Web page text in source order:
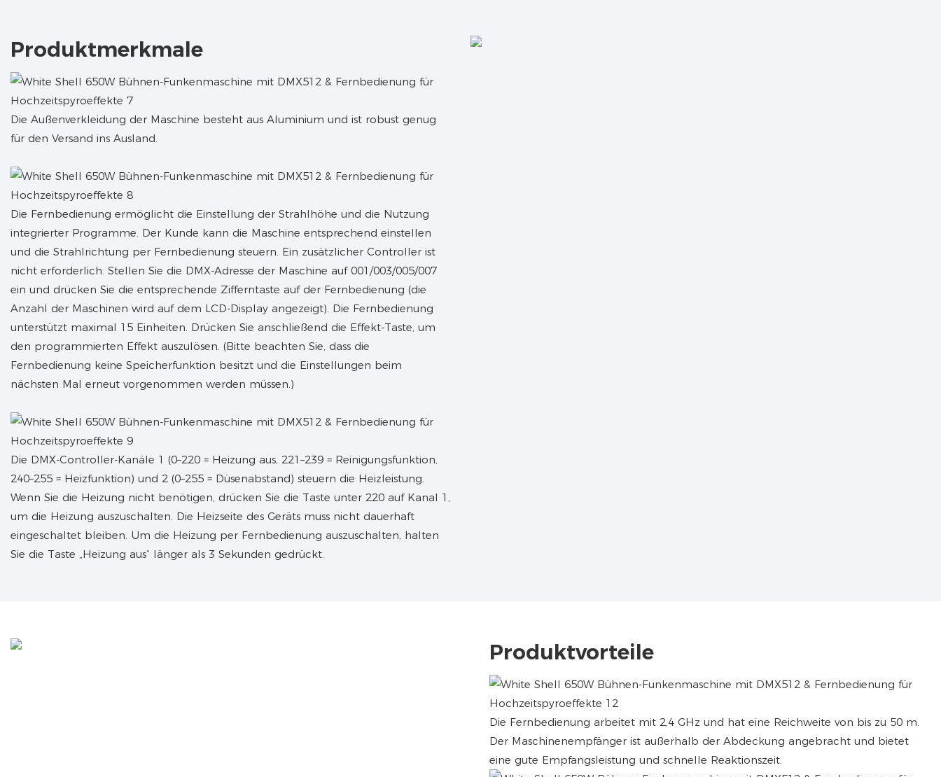
Produktmerkmale
Die Außenverkleidung der Maschine besteht aus Aluminium und ist robust genug
für den Versand ins Ausland.
Die Fernbedienung ermöglicht die Einstellung der Strahlhöhe und die Nutzung
integrierter Programme. Der Kunde kann die Maschine entsprechend einstellen
und die Strahlrichtung per Fernbedienung steuern. Ein zusätzlicher Controller ist
nicht erforderlich. Stellen Sie die DMX-Adresse der Maschine auf 001/003/005/007
ein und drücken Sie die entsprechende Zifferntaste auf der Fernbedienung (die
Anzahl der Maschinen wird auf dem LCD-Display angezeigt). Die Fernbedienung
unterstützt maximal 15 Einheiten. Drücken Sie anschließend die Effekt-Taste, um
den programmierten Effekt auszulösen. (Bitte beachten Sie, dass die
Fernbedienung keine Speicherfunktion besitzt und die Einstellungen beim
nächsten Mal erneut vorgenommen werden müssen.)
Die DMX-Controller-Kanäle 1 (0–220 = Heizung aus, 221–239 = Reinigungsfunktion,
240–255 = Heizfunktion) und 2 (0–255 = Düsenabstand) steuern die Heizleistung.
Wenn Sie die Heizung nicht benötigen, drücken Sie die Taste unter 220 auf Kanal 1,
um die Heizung auszuschalten. Die Heizseite des Geräts muss nicht dauerhaft
eingeschaltet bleiben. Um die Heizung per Fernbedienung auszuschalten, halten
Sie die Taste „Heizung aus“ länger als 3 Sekunden gedrückt.
Produktvorteile
Die Fernbedienung arbeitet mit 2,4 GHz und hat eine Reichweite von bis zu 50 m.
Der Maschinenempfänger ist außerhalb der Abdeckung angebracht und bietet
eine gute Empfangsleistung und schnelle Reaktionszeit.